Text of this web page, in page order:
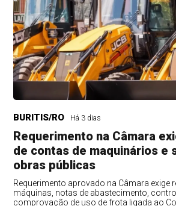
BURITIS/RO Há 3 dias
Requerimento na Câmara
de contas de maquinários e
obras públicas
Requerimento aprovado na Câmara exige
máquinas, notas de abastecimento,
comprovação de uso de frota ligada ao